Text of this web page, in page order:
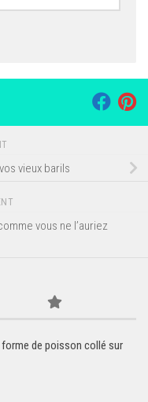
vieux barils
vous ne l’auriez
de poisson collé sur